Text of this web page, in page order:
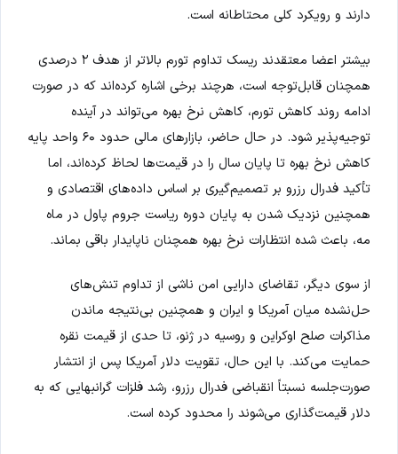
دارند و رویکرد کلی محتاطانه است.
بیشتر اعضا معتقدند ریسک تداوم تورم بالاتر از هدف ۲ درصدی
همچنان قابل‌توجه است، هرچند برخی اشاره کرده‌اند که در صورت
ادامه روند کاهش تورم، کاهش نرخ بهره می‌تواند در آینده
توجیه‌پذیر شود. در حال حاضر، بازارهای مالی حدود ۶۰ واحد پایه
کاهش نرخ بهره تا پایان سال را در قیمت‌ها لحاظ کرده‌اند، اما
تأکید فدرال رزرو بر تصمیم‌گیری بر اساس داده‌های اقتصادی و
همچنین نزدیک شدن به پایان دوره ریاست جروم پاول در ماه
مه، باعث شده انتظارات نرخ بهره همچنان ناپایدار باقی بماند.
از سوی دیگر، تقاضای دارایی امن ناشی از تداوم تنش‌های
حل‌نشده میان آمریکا و ایران و همچنین بی‌نتیجه ماندن
مذاکرات صلح اوکراین و روسیه در ژنو، تا حدی از قیمت نقره
حمایت می‌کند. با این حال، تقویت دلار آمریکا پس از انتشار
صورت‌جلسه نسبتاً انقباضی فدرال رزرو، رشد فلزات گرانبهایی که به
دلار قیمت‌گذاری می‌شوند را محدود کرده است.